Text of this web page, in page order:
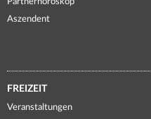
Aszendent
FREIZEIT
Veranstaltungen